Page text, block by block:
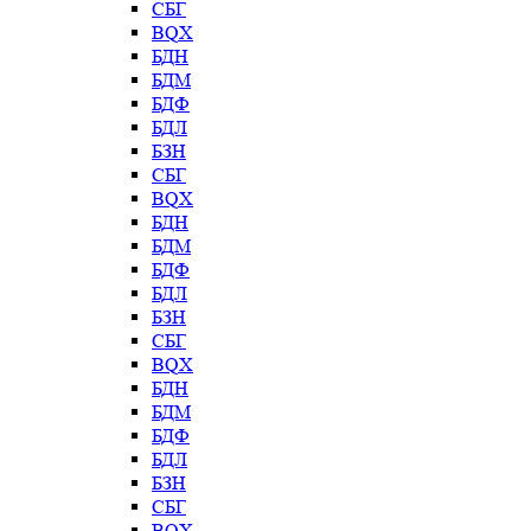
СБГ
BQX
БДН
БДМ
БДФ
БДЛ
БЗН
СБГ
BQX
БДН
БДМ
БДФ
БДЛ
БЗН
СБГ
BQX
БДН
БДМ
БДФ
БДЛ
БЗН
СБГ